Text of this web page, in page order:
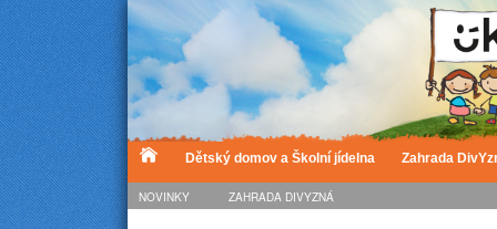
Dětský domov a Školní jídelna Zahrada
NOVINKY ZAHRADA DIVYZNÁ